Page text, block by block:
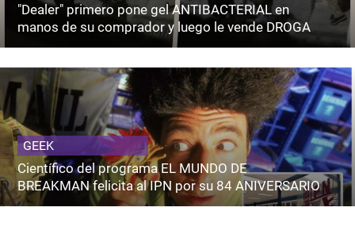
"Dealer" primero pone gel ANTIBACTERIAL en
manos de su comprador y luego le vende DROGA
GEEK
Científico del programa EL MUNDO DE
BREAKMAN felicita al IPN por su 84 ANIVERSARIO